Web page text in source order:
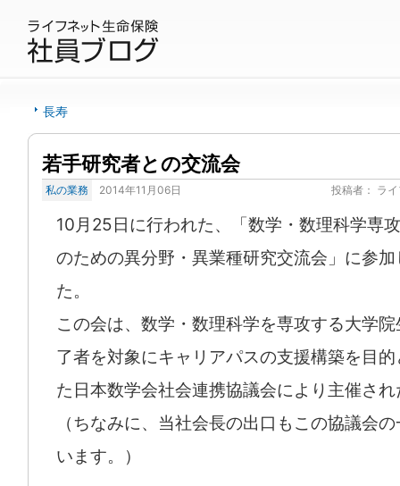
長寿
若手研究者との交流会
私の業務 2014年11月06日 投稿者： ラ
10月25日に行われた、「数学・数理科学専
のための異分野・異業種研究交流会」に参
た。
この会は、数学・数理科学を専攻する大学
了者を対象にキャリアパスの支援構築を目
た日本数学会社会連携協議会により主催さ
（ちなみに、当社会長の出口もこの協議会
います。）